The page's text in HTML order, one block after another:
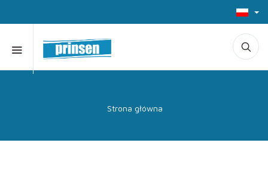
Strona główna